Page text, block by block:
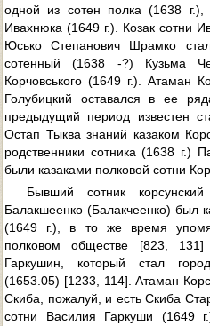
одной из сотен полка (1638
Ивахнюка (1649 г.). Козак сотни
Юсько Степанович Шрамко
сотенный (1638 -?) Кузьма
Корчовського (1649 г.). Атаман
Голубицкий оставался в ее
предыдущий период известен
Остап Тыква знаний казаком
родственники сотника (1638 г.)
были казаками полковой сотни
Бывший сотник
Балакшеенко (Балакчеенко) был
(1649 г.), в то же время
полковом обществе [823,
Гаркушин, который стал
(1653.05) [1233, 114]. Атаман
Скиба, пожалуй, и есть Скиба
сотни Василия Гаркуши (1649